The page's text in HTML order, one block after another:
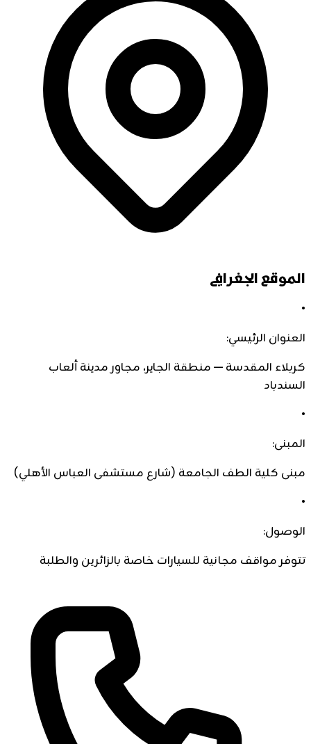
الموقع الجغرافي
•
العنوان الرئيسي:
كربلاء المقدسة — منطقة الجاير، مجاور مدينة ألعاب
السندباد
•
المبنى:
مبنى كلية الطف الجامعة (شارع مستشفى العباس الأهلي)
•
الوصول:
تتوفر مواقف مجانية للسيارات خاصة بالزائرين والطلبة